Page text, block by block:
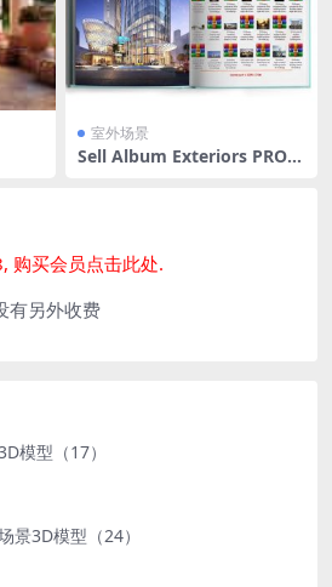
室外场景
Sell Album Exteriors PRO V
购买会员点击此处.
有另外收费
模型（17）
景3D模型（24）